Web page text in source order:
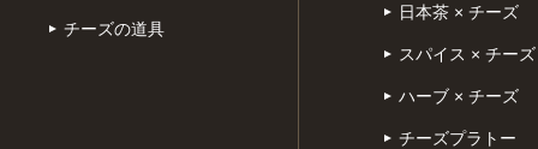
チーズの道具
日本茶 × チーズ
スパイス × チーズ
ハーブ × チーズ
チーズプラトー